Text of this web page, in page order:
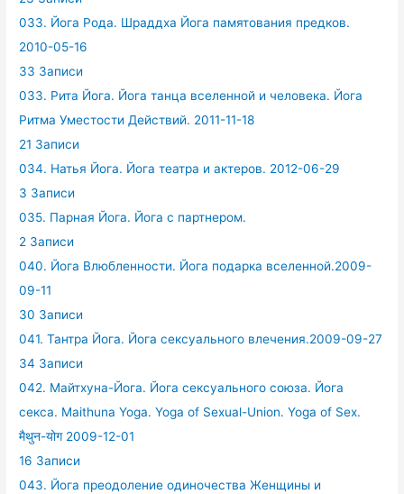
033. Йога Рода. Шраддха Йога памятования предков.
2010-05-16
33 Записи
033. Рита Йога. Йога танца вселенной и человека. Йога
Ритма Уместости Действий. 2011-11-18
21 Записи
034. Натья Йога. Йога театра и актеров. 2012-06-29
3 Записи
035. Парная Йога. Йога с партнером.
2 Записи
040. Йога Влюбленности. Йога подарка вселенной.2009-
09-11
30 Записи
041. Тантра Йога. Йога сексуального влечения.2009-09-27
34 Записи
042. Майтхуна-Йога. Йога сексуального союза. Йога
секса. Maithuna Yoga. Yoga of Sexual-Union. Yoga of Sex.
मैथुन-योग 2009-12-01
16 Записи
043. Йога преодоление одиночества Женщины и